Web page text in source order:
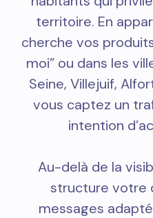
territoire. En
cherche vos
moi” ou dans les
Seine, Villejuif,
vous captez un
intention
Au-delà de la
structure votre
messages